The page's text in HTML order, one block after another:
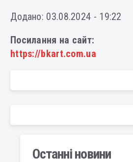
Останні новини
Додано: 03.08.2024 - 19:22
Посилання на сайт:
https://bkart.com.ua